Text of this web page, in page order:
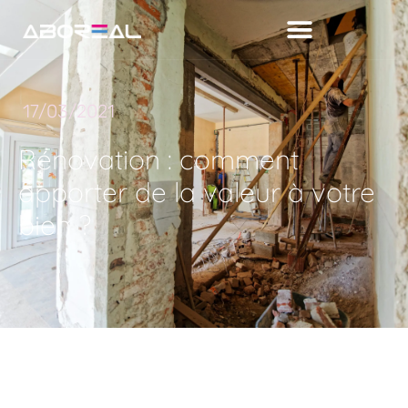
17/03/2021
Rénovation : comment
apporter de la valeur à votre
bien ?